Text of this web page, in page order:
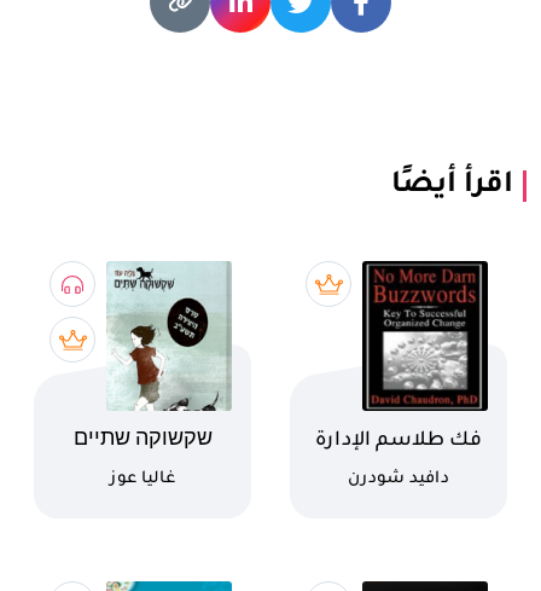
اقرأ أيضًا
اسم الكتاب
فك طلاسم الإدارة
كاتب
دافيد شودرن
اسم الكتاب
שקשוקה שתיים
كاتب
غاليا عوز